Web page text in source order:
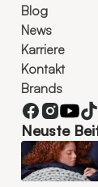
Blog
News
Karriere
Kontakt
Brands
Neuste